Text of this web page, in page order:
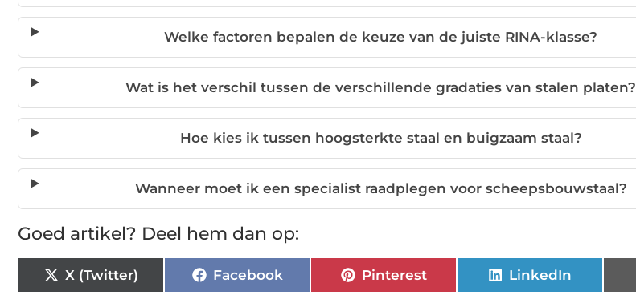
Welke factoren bepalen de keuze van de juiste RINA-klasse?
Wat is het verschil tussen de verschillende gradaties van stalen platen?
Hoe kies ik tussen hoogsterkte staal en buigzaam staal?
Wanneer moet ik een specialist raadplegen voor scheepsbouwstaal?
Goed artikel? Deel hem dan op:
X (Twitter) Facebook Pinterest LinkedIn